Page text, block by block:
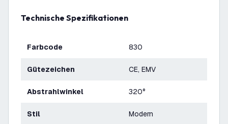
Technische Spezifikationen
Farbcode 830
Gütezeichen CE, EMV
Abstrahlwinkel 320°
Stil Modern